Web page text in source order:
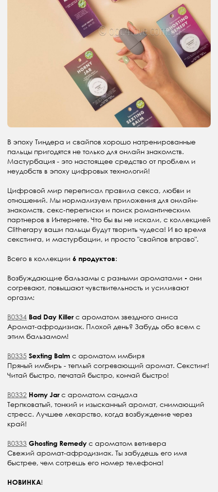
В эпоху Тиндера и свайпов хорошо натренированные
пальцы пригодятся не только для онлайн знакомств.
Мастурбация - это настоящее средство от проблем и
неудобств в эпоху цифровых технологий!
Цифровой мир переписал правила секса, любви и
отношений. Мы нормализуем приложения для онлайн-
знакомств, секс-переписки и поиск романтическим
партнеров в Интернете. Что бы вы не искали, с коллекцией
Clitherapy ваши пальцы будут творить чудеса! И во время
секстинга, и мастурбации, и просто "свайпов вправо".
Всего в коллекции 6 продуктов:
Возбуждающие бальзамы с разными ароматами - они
согревают, повышают чувствительность и усиливают
оргазм:
B0334 Bad Day Killerс ароматом звездного аниса
Аромат-афродизиак. Плохой день? Забудь обо всем с
этим бальзамом!
B0335 Sexting Balm с ароматом имбиря
Пряный имбирь - теплый согревающий аромат. Секстинг!
Читай быстро, печатай быстро, кончай быстро!
B0332 Horny Jarс ароматом сандала
Терпковатый, тонкий и изысканный аромат, снимающий
стресс. Лучшее лекарство, когда возбуждение через
край!
B0333 Ghosting Remedy с ароматом ветивера
Свежий аромат-афродизиак. Ты забудешь его имя
быстрее, чем сотрешь его номер телефона!
НОВИНКА!